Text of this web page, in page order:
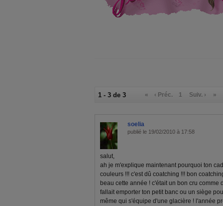
1 - 3 de 3 « ‹ Préc. 1 Suiv. › »
soelia
publié le 19/02/2010 à 17:58
salut,
ah je m'explique maintenant pourquoi ton
couleurs !!! c'est dû coatching !!! bon
beau cette année ! c'était un bon cru comme
fallait emporter ton petit banc ou un siège
même qui s'équipe d'une glacière ! l'année